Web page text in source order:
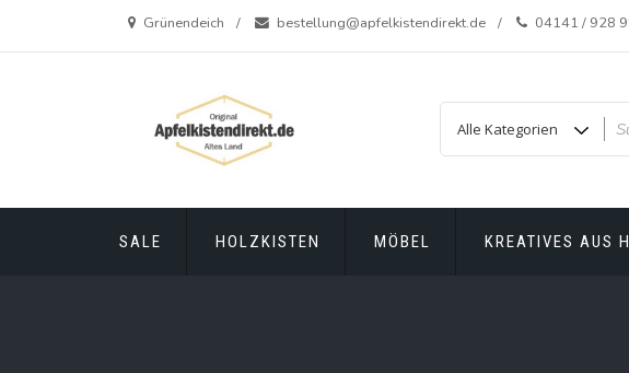
Grünendeich bestellung@apfelkistendirekt.de 04141 / 928
SALE HOLZKISTEN MÖBEL KREATIVES AUS